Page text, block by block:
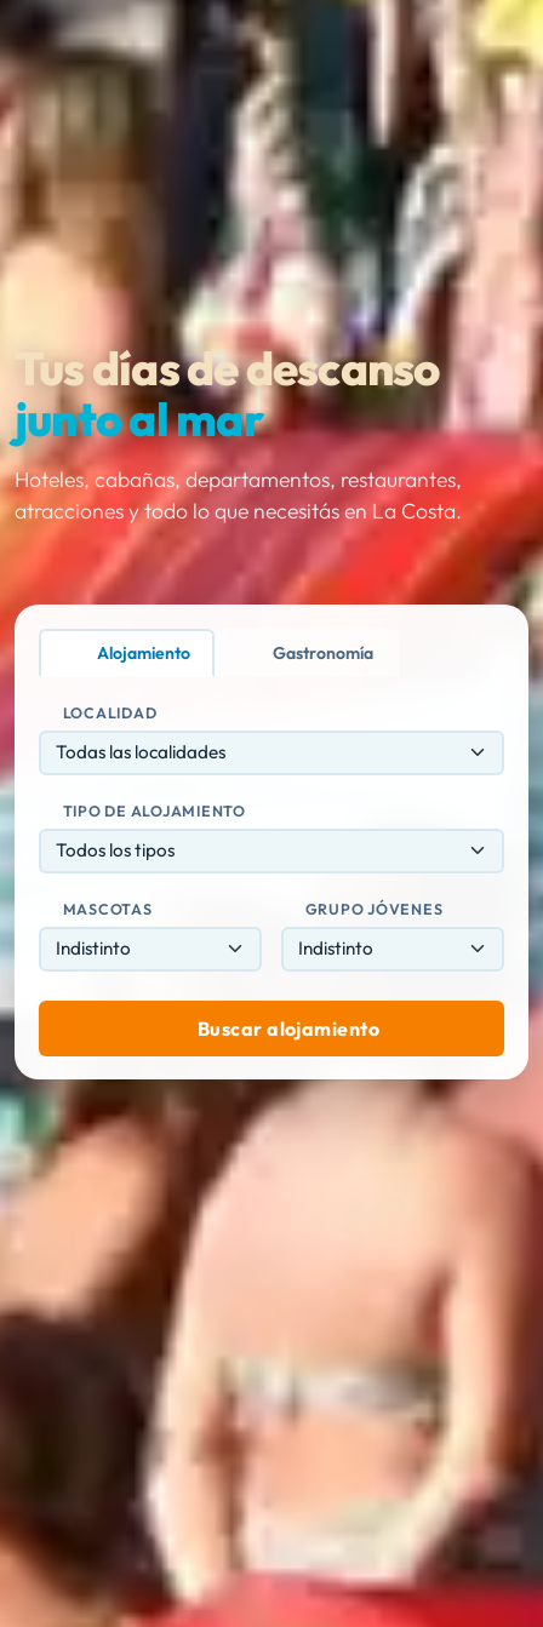
Tus días de descanso
junto al mar
Hoteles, cabañas, departamentos, restaurantes,
atracciones y todo lo que necesitás en La Costa.
Alojamiento Gastronomía
LOCALIDAD
Todas las localidades
TIPO DE ALOJAMIENTO
Todos los tipos
MASCOTAS GRUPO JÓVENES
Buscar alojamiento